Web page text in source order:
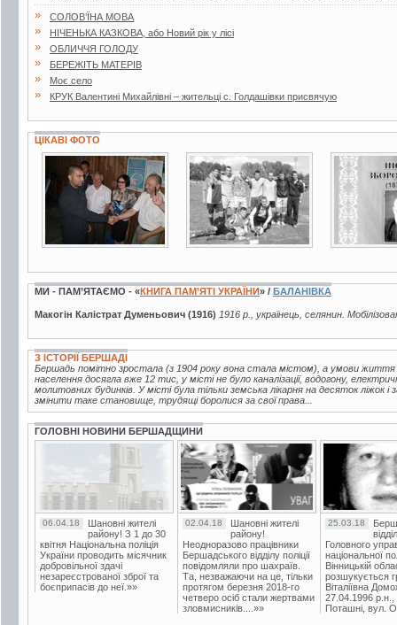
» СОЛОВ’ЇНА МОВА
» НІЧЕНЬКА КАЗКОВА, або Новий рік у лісі
» ОБЛИЧЧЯ ГОЛОДУ
» БЕРЕЖІТЬ МАТЕРІВ
» Моє село
» КРУК Валентині Михайлівні – жительці с. Голдашівки присвячую
ЦІКАВІ ФОТО
3 фото 2 фото 3 фото
МИ - ПАМ’ЯТАЄМО - «КНИГА ПАМ’ЯТІ УКРАЇНИ» / БАЛАНІВКА
Макогін Калістрат Думеньович (1916) 1916 р., українець, селянин.
З ІСТОРІЇ БЕРШАДІ
Бершадь помітно зростала (з 1904 року вона стала містом), а умови
населення досягла вже 12 тис, у місті не було каналізації, водогону,
молитовних будинків. У місті була тільки земська лікарня на десяток ліжок
змінити таке становище, трудящі боролися за свої права...
ГОЛОВНІ НОВИНИ БЕРШАДЩИНИ
06.04.18
Шановні жителі
району! З 1 до 30
квітня Національна поліція
України проводить місячник
добровільної здачі
незареєстрованої зброї та
боєприпасів до неї.»»
02.04.18
Шановні жителі
району!
Неодноразово працівники
Бершадського відділу поліції
повідомляли про шахраїв.
Та, незважаючи на це, тільки
протягом березня 2018-го
четверо осіб стали жертвами
зловмисників....»»
25.03.18
Головного
національної
Вінницькій
розшукується
Віталіївна
27.04.1996 р.н.,
Поташні, вул.